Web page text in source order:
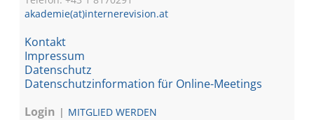
akademie(at)internerevision.at
Kontakt
Impressum
Datenschutz
Datenschutzinformation für Online-Meetings
Login
MITGLIED WERDEN